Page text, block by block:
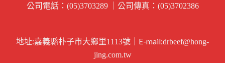
公司電話： (05)3703289｜公司傳真： (05)3702386
地址:嘉義縣朴子市大鄉里1113號 ｜E-mail:drbeef@hong-
jing.com.tw